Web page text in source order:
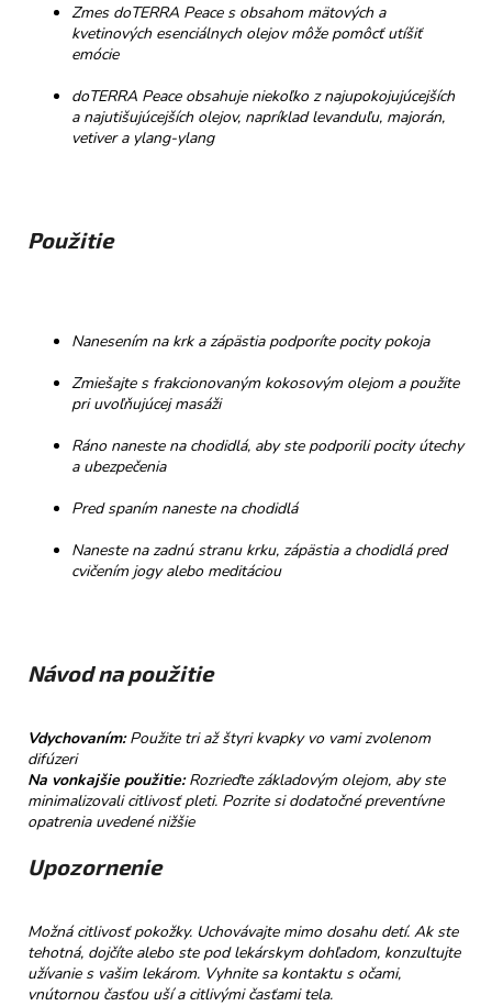
Zmes doTERRA Peace s obsahom mätových a
kvetinových esenciálnych olejov môže pomôcť utíšiť
emócie
doTERRA Peace obsahuje niekoľko z najupokojujúcejších
a najutišujúcejších olejov, napríklad levanduľu, majorán,
vetiver a ylang-ylang
Použitie
Nanesením na krk a zápästia podporíte pocity pokoja
Zmiešajte s frakcionovaným kokosovým olejom a použite
pri uvoľňujúcej masáži
Ráno naneste na chodidlá, aby ste podporili pocity útechy
a ubezpečenia
Pred spaním naneste na chodidlá
Naneste na zadnú stranu krku, zápästia a chodidlá pred
cvičením jogy alebo meditáciou
Návod na použitie
Vdychovaním:Použite tri až štyri kvapky vo vami zvolenom
difúzeri
Na vonkajšie použitie:Rozrieďte základovým olejom, aby ste
minimalizovali citlivosť pleti. Pozrite si dodatočné preventívne
opatrenia uvedené nižšie
Upozornenie
Možná citlivosť pokožky. Uchovávajte mimo dosahu detí. Ak ste
tehotná, dojčíte alebo ste pod lekárskym dohľadom, konzultujte
užívanie s vašim lekárom. Vyhnite sa kontaktu s očami,
vnútornou časťou uší a citlivými časťami tela.